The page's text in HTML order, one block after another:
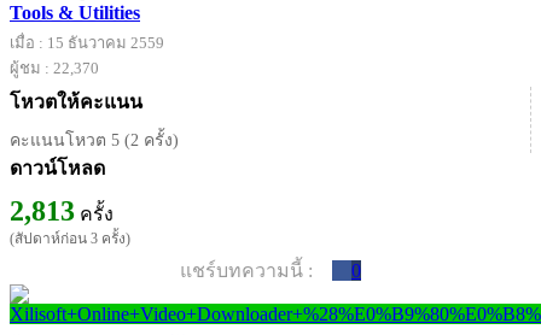
Tools & Utilities
เมื่อ : 15 ธันวาคม 2559
ผู้ชม : 22,370
โหวตให้คะแนน
คะแนนโหวต 5 (2 ครั้ง)
ดาวน์โหลด
2,813 ครั้ง
(สัปดาห์ก่อน 3 ครั้ง)
แชร์บทความนี้ : 0